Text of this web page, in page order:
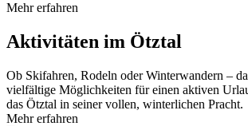
Mehr erfahren
Aktivitäten im Ötztal
Ob Skifahren, Rodeln oder Winterwandern –
vielfältige Möglichkeiten für einen aktiven
das Ötztal in seiner vollen, winterlichen Pracht.
Mehr erfahren